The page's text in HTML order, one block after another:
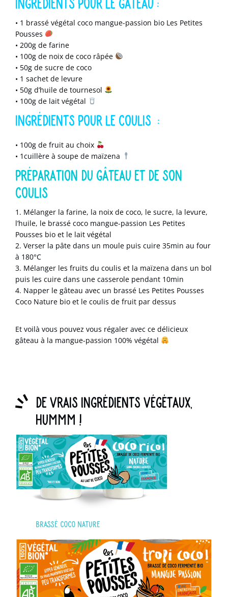
• 1 brassé végétal coco mangue-passion bio Les Petites
Pousses
• 200g de farine
• 100g de noix de coco râpée
• 50g de sucre de coco⠀
• 1 sachet de levure
• 50g d’huile de tournesol
• 100g de lait végétal
INGRÉDIENTS POUR LE COULIS :
• 100g de fruit au choix
• 1cuillère à soupe de maïzena
PRÉPARATION DU GÂTEAU ET DE SON
COULIS
1. Mélanger la farine, la noix de coco, le sucre, la levure,
l’huile, le brassé coco mangue-passion Les Petites
Pousses bio et le lait végétal
2. Verser la pâte dans un moule puis cuire 35min au four
à 180°C
3. Mélanger les fruits du coulis et la maïzena dans un bol
puis les cuire dans une casserole pendant 10min
4. Napper le gâteau avec un brassé Les Petites Pousses
Coco Nature bio et le coulis de fruit par dessus
Et voilà vous pouvez vous régaler avec ce délicieux
gâteau à la mangue-passion 100% végétal
De vrais ingrédients végétaux,
hummm !
Brassé coco nature